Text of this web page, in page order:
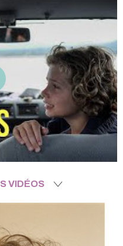
VIDÉOS